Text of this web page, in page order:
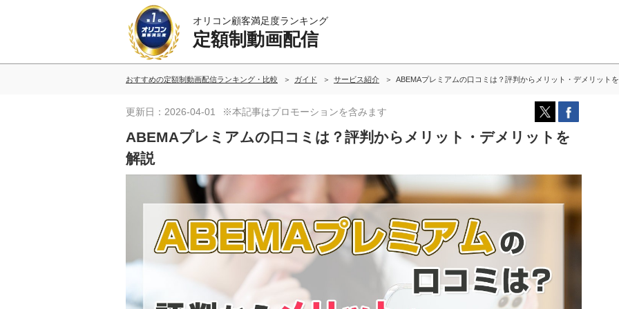
オリコン顧客満足度ランキング
定額制動画配信
おすすめの定額制動画配信ランキング・比較 ガイド サービス紹介 ABEMAプレミアムの口コミは？評判からメリット・デメリット
更新日：2026-04-01 ※本記事はプロモーションを含みます
ABEMAプレミアムの口コミは？評判からメリット・デメリットを
解説